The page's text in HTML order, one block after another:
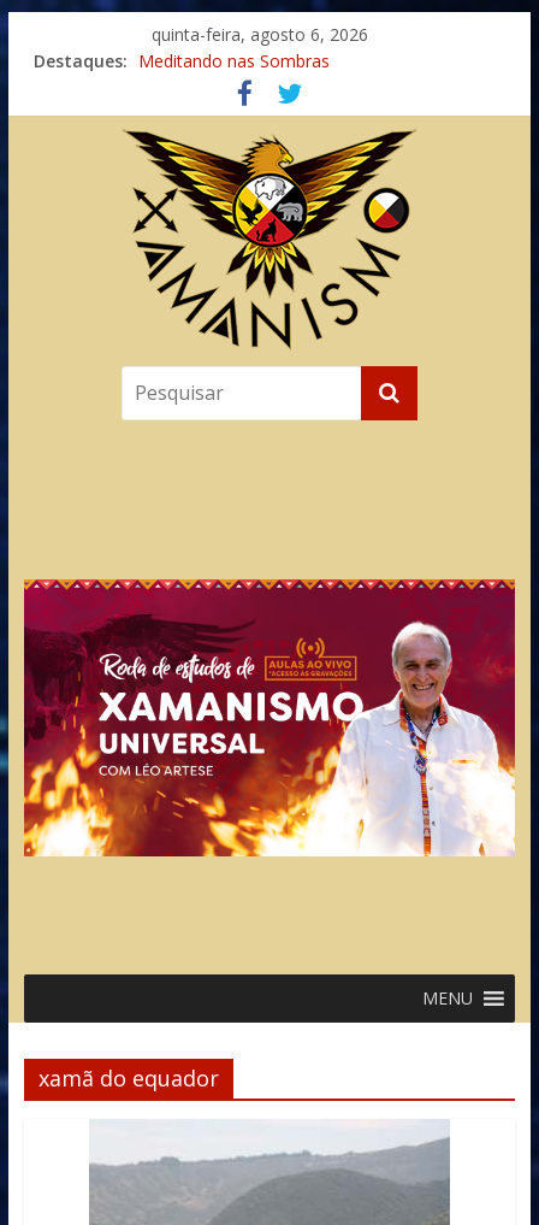
quinta-feira, agosto 6, 2026
Destaques: Meditando nas Sombras
Autosuficiência: A Jornada do Espírito Ancestral
Xamanismo Universal
Totens – Caminho Espiritual – Crescimento
Imaginação na Cura
MENU
xamã do equador